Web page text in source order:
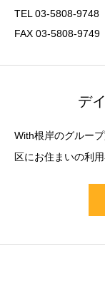
TEL 03-5808-9748
FAX 03-5808-9749
デ
With根岸のグルー
区にお住まいの利